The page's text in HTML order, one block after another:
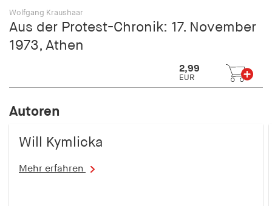
Wolfgang Kraushaar
Aus der Protest-Chronik: 17. November
1973, Athen
2,99
EUR
Autoren
Will Kymlicka
Mehr erfahren